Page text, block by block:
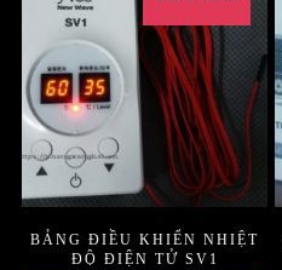
BẢNG ĐIỀU KHIỂN NHIỆT
ĐỘ ĐIỆN TỬ SV1